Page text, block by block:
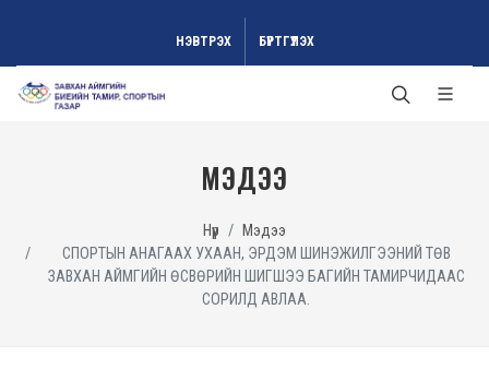
НЭВТРЭХ БҮРТГҮҮЛЭХ
МЭДЭЭ
Нүүр
Мэдээ
СПОРТЫН АНАГААХ УХААН, ЭРДЭМ ШИНЭЖИЛГЭЭНИЙ ТӨВ
ЗАВХАН АЙМГИЙН ӨСВӨРИЙН ШИГШЭЭ БАГИЙН ТАМИРЧИДААС
СОРИЛД АВЛАА.